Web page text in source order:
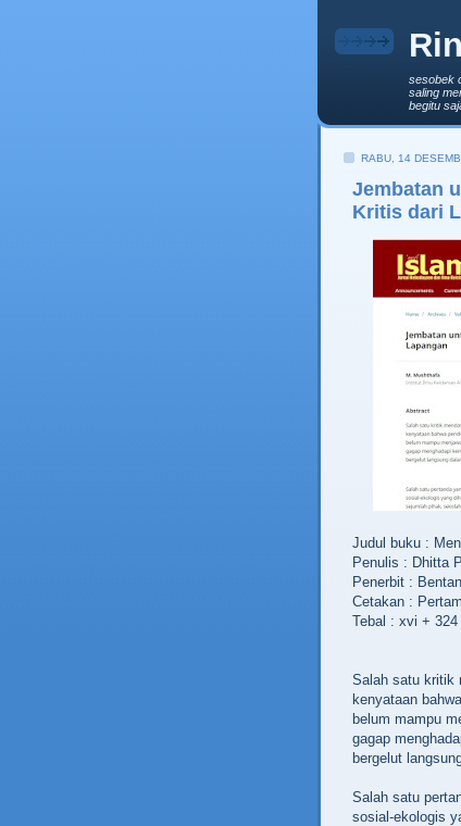
sesobek
saling
begitu
RABU, 14
Jembatan
Kritis dari
Judul buku :
Penulis : Dhitta
Penerbit :
Cetakan :
Tebal : xvi + 324
Salah satu kritik
kenyataan
belum mampu
gagap
bergelut
Salah satu
sosial-ekologis